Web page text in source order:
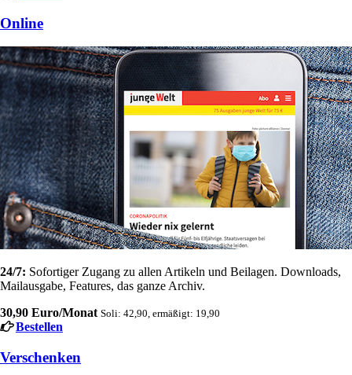
Online
24/7: Sofortiger Zugang zu allen Artikeln und Beilagen. Downloads,
Mailausgabe, Features, das ganze Archiv.
30,90 Euro/Monat Soli: 42,90, ermäßigt: 19,90
Bestellen
Verschenken